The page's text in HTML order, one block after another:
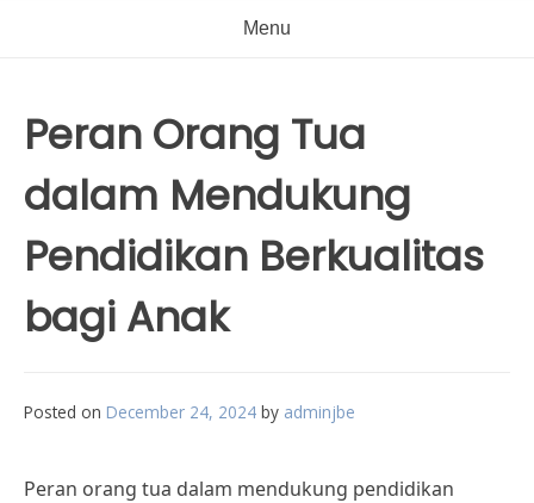
Menu
Peran Orang Tua
dalam Mendukung
Pendidikan Berkualitas
bagi Anak
Posted on December 24, 2024 by adminjbe
Peran orang tua dalam mendukung pendidikan